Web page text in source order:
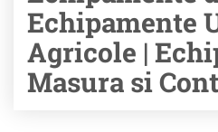
Echipamente
Agricole |
Masura si